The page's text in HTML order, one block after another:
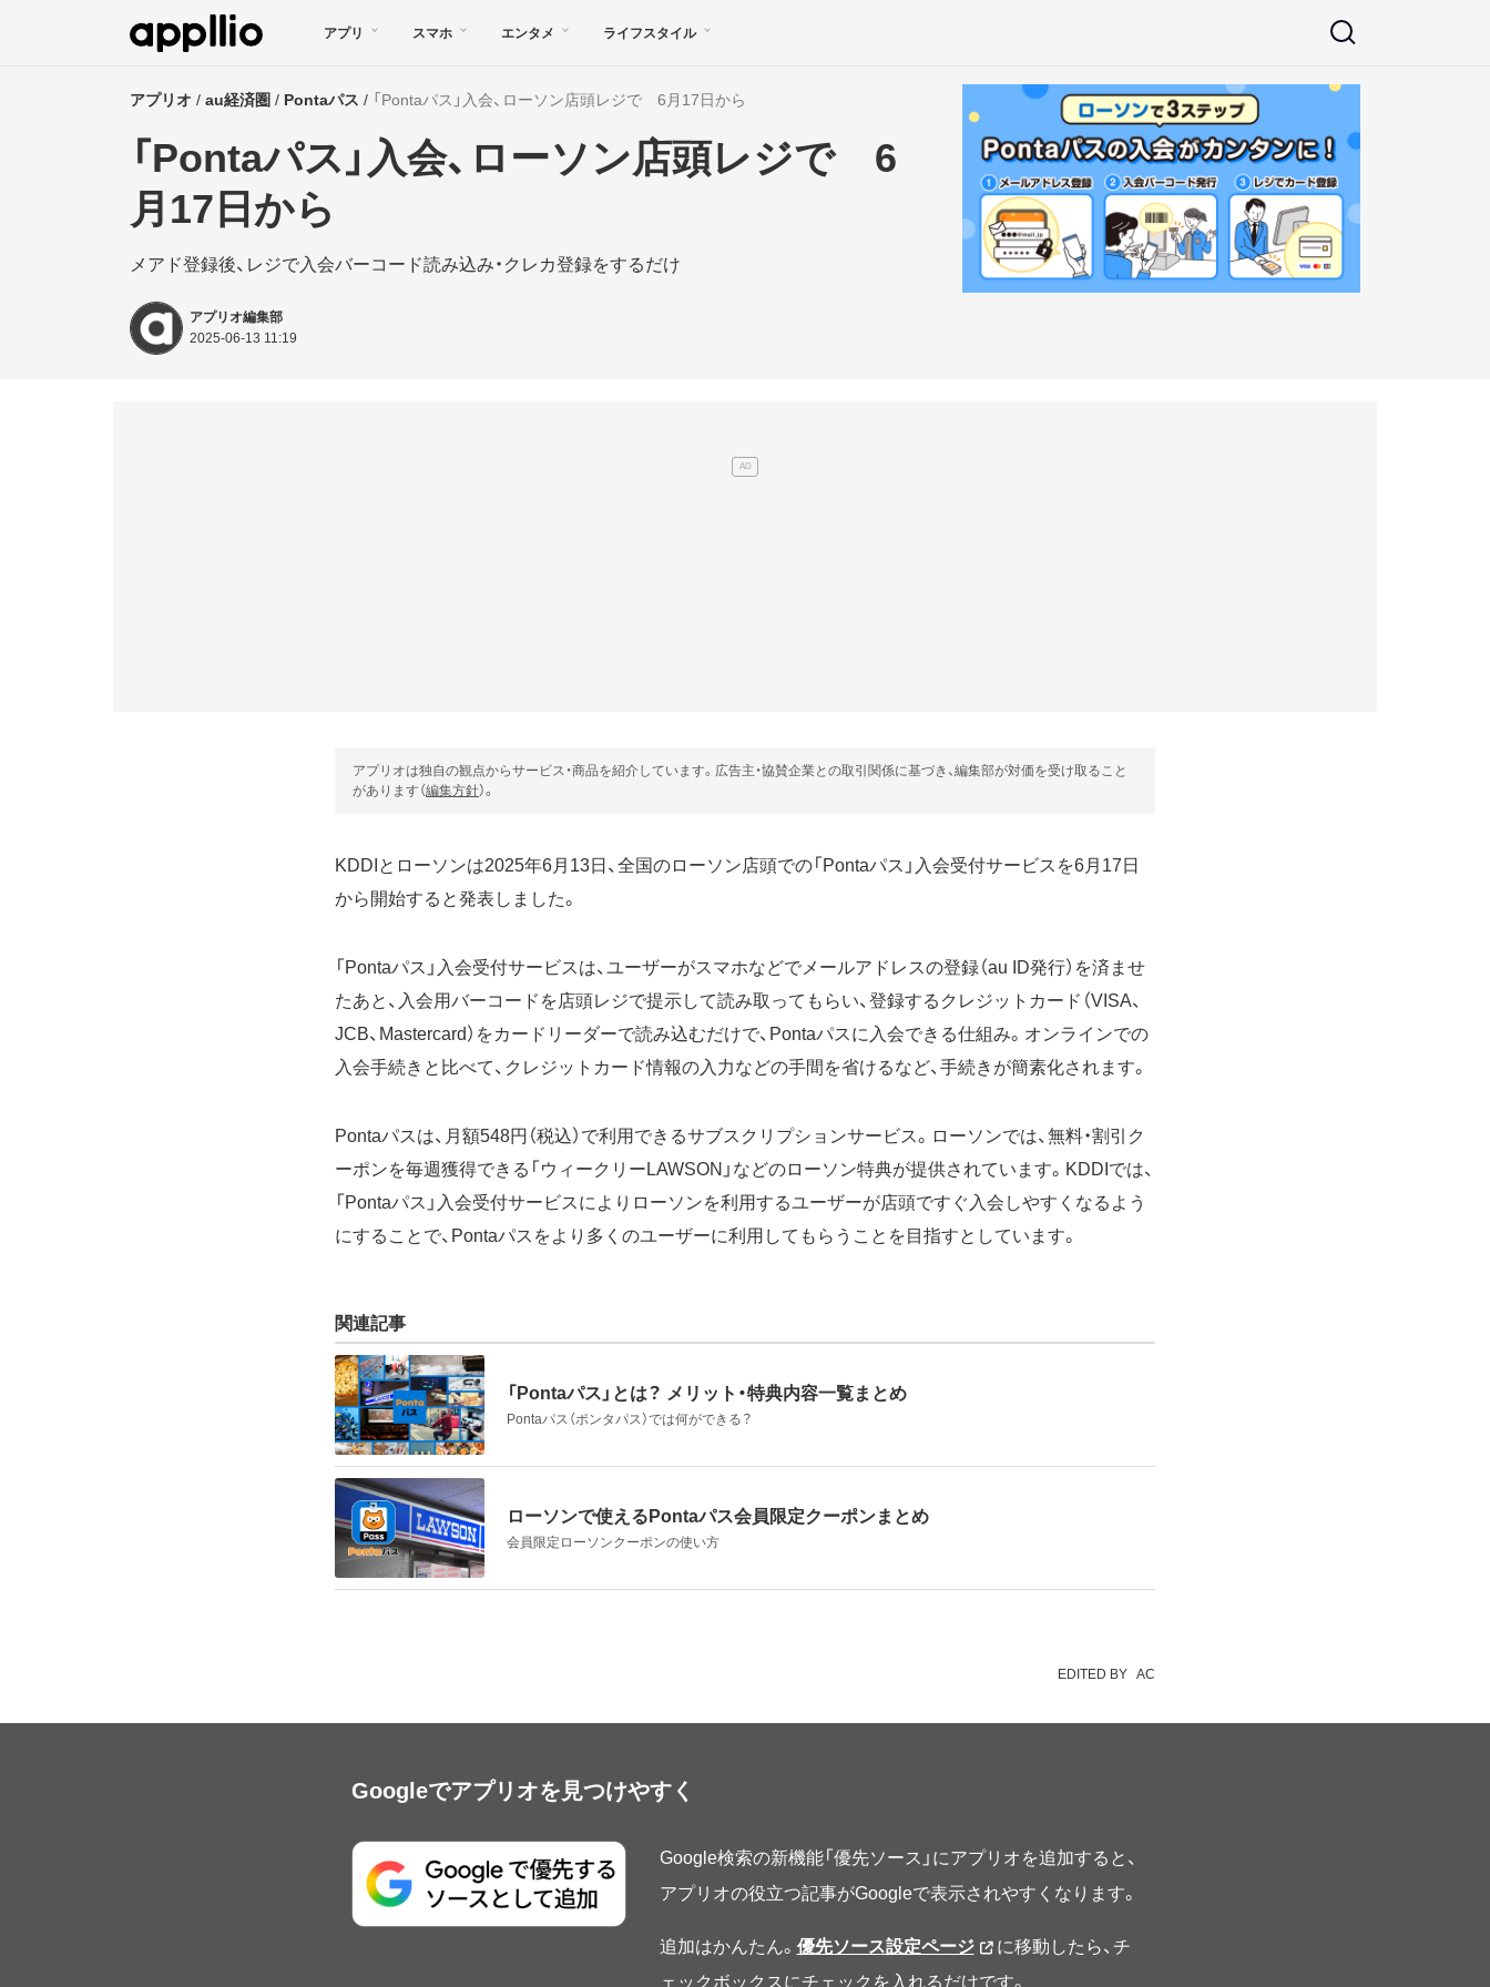
アプリ スマホ エンタメ ライフスタイル
アプリオ au経済圏 Pontaパス 「Pontaパス」入会、ローソン店頭レジで 6月17日から
「Pontaパス」入会、ローソン店頭レジで 6
月17日から
メアド登録後、レジで入会バーコード読み込み・クレカ登録をするだけ
アプリオ編集部
2025-06-13 11:19
アプリオは独自の観点からサービス・商品を紹介しています。広告主・協賛企業との取引関係に基づき、編集部が対価を受け取ること
があります（編集方針）。
KDDIとローソンは2025年6月13日、全国のローソン店頭での「Pontaパス」入会受付サービスを6月17日
から開始すると発表しました。
「Pontaパス」入会受付サービスは、ユーザーがスマホなどでメールアドレスの登録（au ID発行）を済ませ
たあと、入会用バーコードを店頭レジで提示して読み取ってもらい、登録するクレジットカード（VISA、
JCB、Mastercard）をカードリーダーで読み込むだけで、Pontaパスに入会できる仕組み。オンラインでの
入会手続きと比べて、クレジットカード情報の入力などの手間を省けるなど、手続きが簡素化されます。
Pontaパスは、月額548円（税込）で利用できるサブスクリプションサービス。ローソンでは、無料・割引ク
ーポンを毎週獲得できる「ウィークリーLAWSON」などのローソン特典が提供されています。KDDIでは、
「Pontaパス」入会受付サービスによりローソンを利用するユーザーが店頭ですぐ入会しやすくなるよう
にすることで、Pontaパスをより多くのユーザーに利用してもらうことを目指すとしています。
関連記事
「Pontaパス」とは？ メリット・特典内容一覧まとめ
Pontaパス（ポンタパス）では何ができる？
ローソンで使えるPontaパス会員限定クーポンまとめ
会員限定ローソンクーポンの使い方
EDITED BY AC
Googleでアプリオを見つけやすく
Google検索の新機能「優先ソース」にアプリオを追加すると、
アプリオの役立つ記事がGoogleで表示されやすくなります。
追加はかんたん。 優先ソース設定ページ
に移動したら、チ
ェックボックスにチェックを入れるだけです。